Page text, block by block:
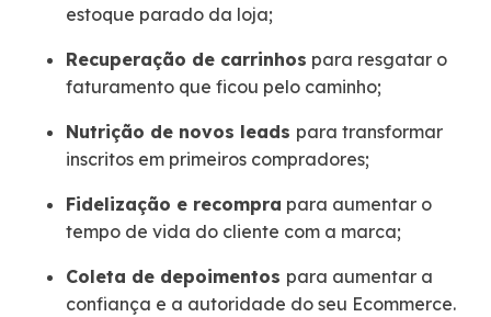
estoque parado da loja;
Recuperação de carrinhos para resgatar o
faturamento que ficou pelo caminho;
Nutrição de novos leads para transformar
inscritos em primeiros compradores;
Fidelização e recompra para aumentar o
tempo de vida do cliente com a marca;
Coleta de depoimentos para aumentar a
confiança e a autoridade do seu Ecommerce.